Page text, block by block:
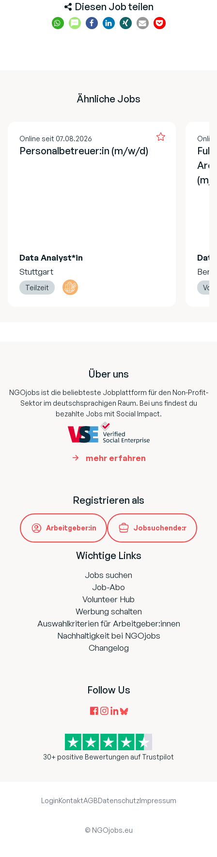
Diesen Job teilen
Ähnliche Jobs
Online seit 07.08.2026
Personalbetreuer:in (m/w/d)
Data Analyst*in
Stuttgart
Teilzeit
Full
(m/
Über uns
NGOjobs ist die beliebteste Jobplattform für den Non-Profit-
Sektor im deutschsprachigen Raum. Bei uns findest du
bezahlte Jobs mit Social Impact.
mehr erfahren
Registrieren als
Arbeitgeber:in Jobsuchende:r
Wichtige Links
Jobs suchen
Job-Abo
Volunteer Hub
Werbung schalten
Auswahlkriterien für Arbeitgeber:innen
Nachhaltigkeit bei NGOjobs
Changelog
Follow Us
30+ positive Bewertungen auf Trustpilot
LoginKontaktAGBDatenschutzImpressum
© NGOjobs.eu